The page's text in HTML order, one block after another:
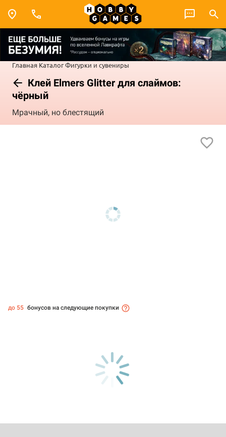
Главная КаталогФигурки и сувениры
Клей Elmers Glitter для слаймов:
чёрный
Мрачный, но блестящий
до 55 бонусов на следующие покупки